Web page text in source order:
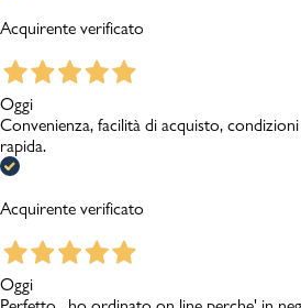
Acquirente verificato
Oggi
Convenienza, facilità di acquisto,
rapida.
Acquirente verificato
Oggi